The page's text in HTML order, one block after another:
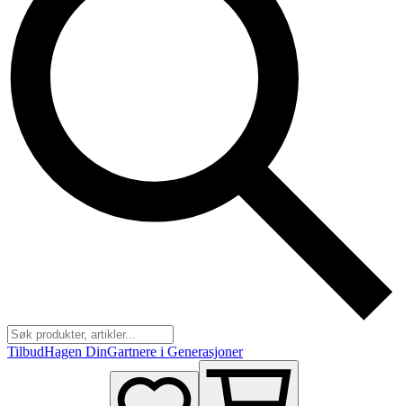
TilbudHagen DinGartnere i Generasjoner